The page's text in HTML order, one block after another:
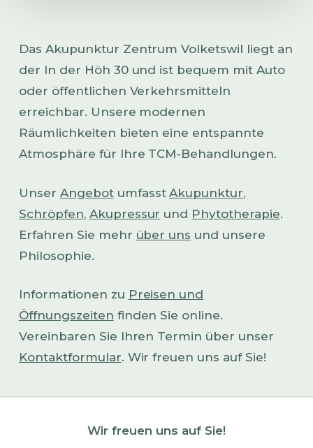
Das Akupunktur Zentrum Volketswil liegt an
der In der Höh 30 und ist bequem mit Auto
oder öffentlichen Verkehrsmitteln
erreichbar. Unsere modernen
Räumlichkeiten bieten eine entspannte
Atmosphäre für Ihre TCM-Behandlungen.
Unser AngebotumfasstAkupunktur,
Schröpfen, Akupressur und Phytotherapie.
Erfahren Sie mehr über uns und unsere
Philosophie.
Informationen zu Preisen und
Öffnungszeiten finden Sie online.
Vereinbaren Sie Ihren Termin über unser
Kontaktformular. Wir freuen uns auf Sie!
Wir freuen uns auf Sie!